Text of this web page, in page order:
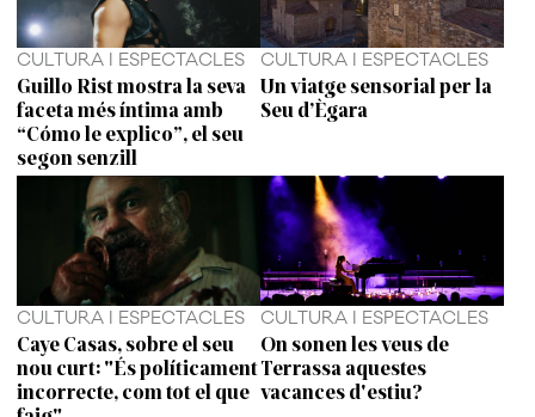
CULTURA I ESPECTACLES
Guillo Rist mostra la seva
faceta més íntima amb
“Cómo le explico”, el seu
segon senzill
CULTURA I ESPECTACLES
Un viatge sensorial per la
Seu d’Ègara
CULTURA I ESPECTACLES
Caye Casas, sobre el seu
nou curt: "És políticament
incorrecte, com tot el que
CULTURA I ESPECTACLES
On sonen les veus de
Terrassa aquestes
vacances d'estiu?